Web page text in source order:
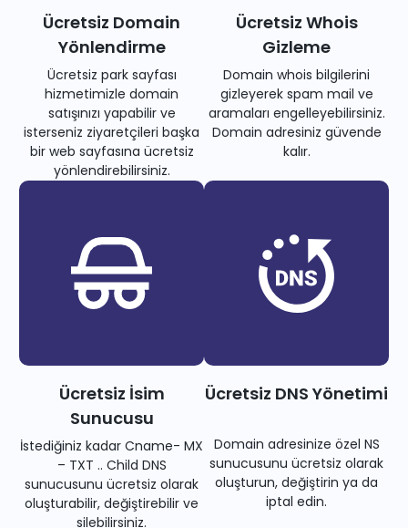
Ücretsiz Domain
Yönlendirme
Ücretsiz park sayfası
hizmetimizle domain
satışınızı yapabilir ve
isterseniz ziyaretçileri başka
bir web sayfasına ücretsiz
yönlendirebilirsiniz.
Ücretsiz Whois
Gizleme
Domain whois bilgilerini
gizleyerek spam mail ve
aramaları engelleyebilirsiniz.
Domain adresiniz güvende
kalır.
Ücretsiz İsim
Sunucusu
İstediğiniz kadar Cname- MX
– TXT .. Child DNS
sunucusunu ücretsiz olarak
oluşturabilir, değiştirebilir ve
silebilirsiniz.
Ücretsiz DNS Yönetimi
Domain adresinize özel NS
sunucusunu ücretsiz olarak
oluşturun, değiştirin ya da
iptal edin.